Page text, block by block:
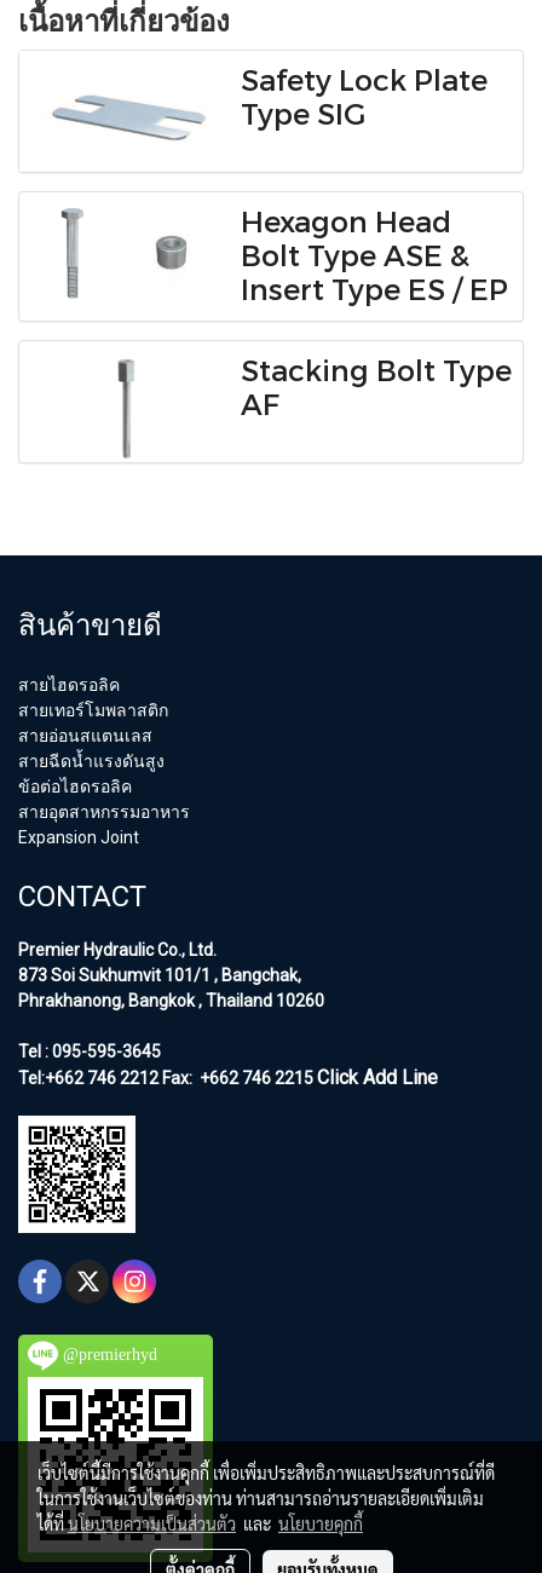
เนื้อหาที่เกี่ยวข้อง
Safety Lock Plate
Type SIG
Hexagon Head
Bolt Type ASE &
Insert Type ES / EP
Stacking Bolt Type
AF
สินค้าขายดี
สายไฮดรอลิค
สายเทอร์โมพลาสติก
สายอ่อนสแตนเลส
สายฉีดน้ำแรงดันสูง
ข้อต่อไฮดรอลิค
สายอุตสาหกรรมอาหาร
Expansion Joint
CONTACT
Premier Hydraulic Co., Ltd.
873 Soi Sukhumvit 101/1 , Bangchak,
Phrakhanong, Bangkok , Thailand 10260
Tel : 095-595-3645
Tel:+662 746 2212Fax: +662 746 2215Click Add Line
@premierhyd
เว็บไซต์นี้มีการใช้งานคุกกี้ เพื่อเพิ่มประสิทธิภาพและประสบการณ์ที่ดี
ในการใช้งานเว็บไซต์ของท่าน ท่านสามารถอ่านรายละเอียดเพิ่มเติม
ได้ที่นโยบายความเป็นส่วนตัว และ นโยบายคุกกี้